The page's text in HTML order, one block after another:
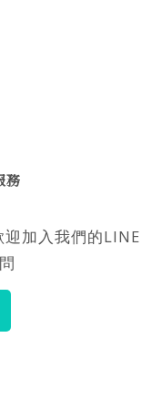
務
加入我們的LINE